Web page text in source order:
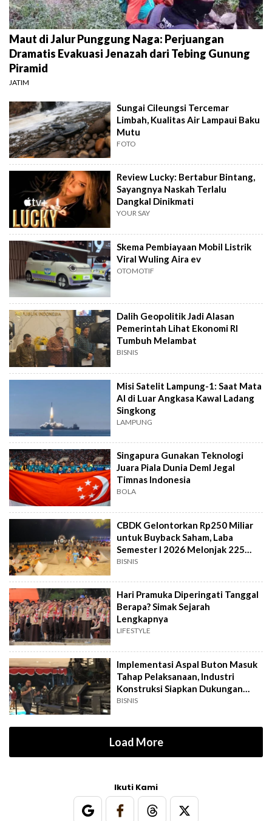
Maut di Jalur Punggung Naga: Perjuangan
Dramatis Evakuasi Jenazah dari Tebing Gunung
Piramid
JATIM
Sungai Cileungsi Tercemar
Limbah, Kualitas Air Lampaui Baku
Mutu
FOTO
Review Lucky: Bertabur Bintang,
Sayangnya Naskah Terlalu
Dangkal Dinikmati
YOUR SAY
Skema Pembiayaan Mobil Listrik
Viral Wuling Aira ev
OTOMOTIF
Dalih Geopolitik Jadi Alasan
Pemerintah Lihat Ekonomi RI
Tumbuh Melambat
BISNIS
Misi Satelit Lampung-1: Saat Mata
AI di Luar Angkasa Kawal Ladang
Singkong
LAMPUNG
Singapura Gunakan Teknologi
Juara Piala Dunia DemI Jegal
Timnas Indonesia
BOLA
CBDK Gelontorkan Rp250 Miliar
untuk Buyback Saham, Laba
Semester I 2026 Melonjak 225
Persen
BISNIS
Hari Pramuka Diperingati Tanggal
Berapa? Simak Sejarah
Lengkapnya
LIFESTYLE
Implementasi Aspal Buton Masuk
Tahap Pelaksanaan, Industri
Konstruksi Siapkan Dukungan
Teknologi
BISNIS
Load More
Ikuti Kami